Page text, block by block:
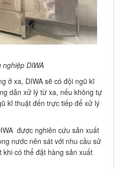
DIWA
ở xa, DIWA sẽ có đội ngũ kĩ
dẫn xử lý từ xa, nếu không tự
kĩ thuật đến trực tiếp để xử lý
được nghiên cứu sản xuất
nước nên sát với nhu cầu sử
có thể đặt hàng sản xuất